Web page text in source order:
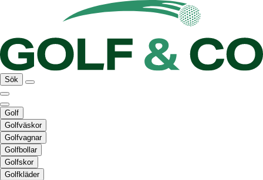
Sök
Golf
Golfväskor
Golfvagnar
Golfbollar
Golfskor
Golfkläder